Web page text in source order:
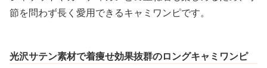
節を問わず長く愛用できるキャミワンピです。
光沢サテン素材で着痩せ効果抜群のロングキャミワンピ